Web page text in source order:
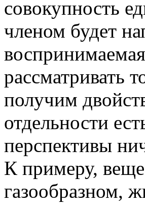
совокупность
членом будет
рассматривать
получим
отдельности
перспективы
К примеру,
газообразном,